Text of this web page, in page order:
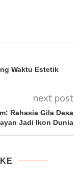
Waktu Estetik
next post
Rahasia Gila Desa
Jadi Ikon Dunia